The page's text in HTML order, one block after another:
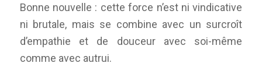
Bonne nouvelle : cette force n’est ni vindicative
ni brutale, mais se combine avec un surcroît
d’empathie et de douceur avec soi-même
comme avec autrui.